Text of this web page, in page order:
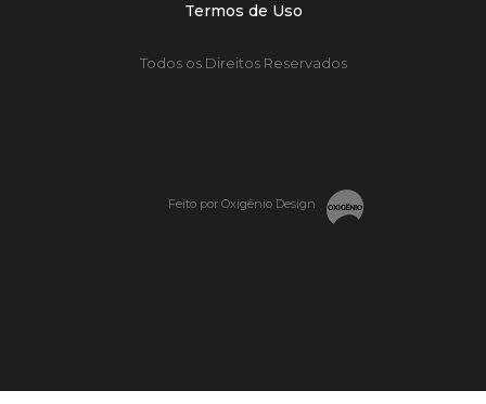
Termos de Uso
Todos os Direitos Reservados
Feito por Oxigênio Design